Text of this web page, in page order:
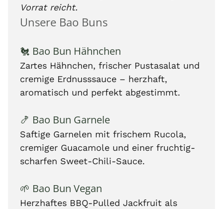
Vorrat reicht.
Unsere Bao Buns
🐔 Bao Bun Hähnchen
Zartes Hähnchen, frischer Pustasalat und
cremige Erdnusssauce – herzhaft,
aromatisch und perfekt abgestimmt.
🍤 Bao Bun Garnele
Saftige Garnelen mit frischem Rucola,
cremiger Guacamole und einer fruchtig-
scharfen Sweet-Chili-Sauce.
🌱 Bao Bun Vegan
Herzhaftes BBQ-Pulled Jackfruit als